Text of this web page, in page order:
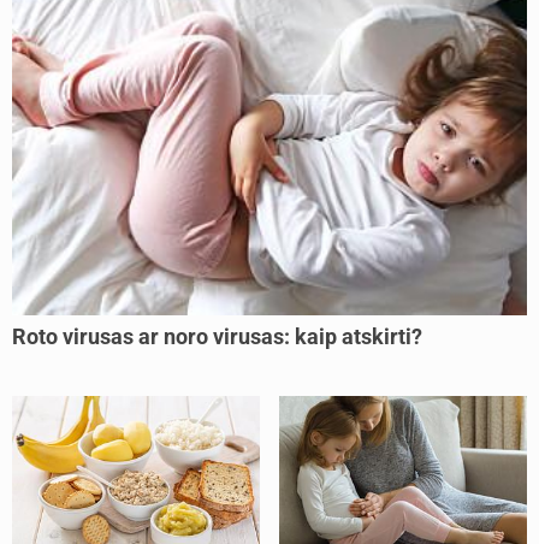
Roto virusas ar noro virusas: kaip atskirti?